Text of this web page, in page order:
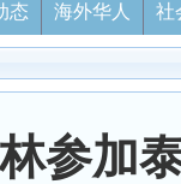
态 海外华人 社
参加